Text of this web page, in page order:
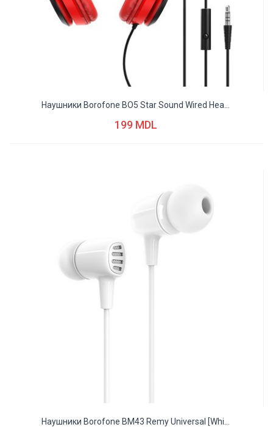
Наушники Borofone BO5 Star Sound Wired Hea...
199 MDL
Наушники Borofone BM43 Remy Universal [whi...